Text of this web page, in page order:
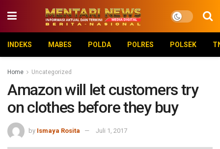
INDEKS MABES POLDA POLRES POLSEK
Home Uncategorized
Amazon will let customers try
on clothes before they buy
by Ismaya Rosita Juli 1, 2017